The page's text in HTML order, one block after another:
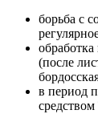
борьба с
(после
в период